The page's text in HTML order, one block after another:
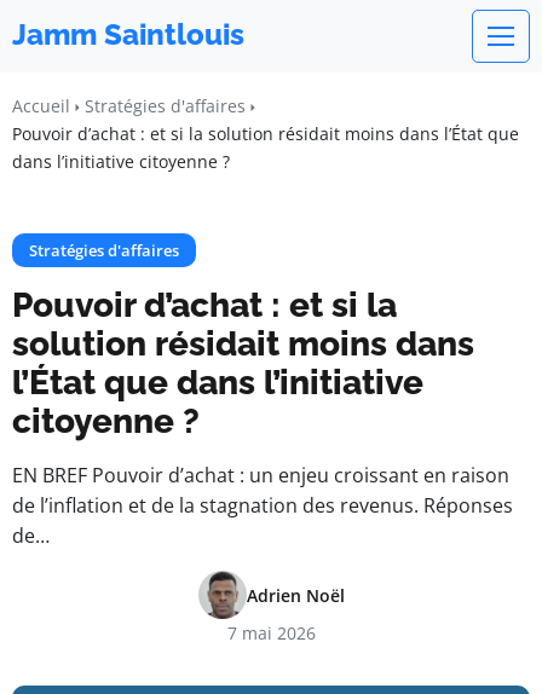
Jamm Saintlouis
Accueil
Stratégies d'affaires
Pouvoir d’achat : et si la solution résidait moins dans l’État que
dans l’initiative citoyenne ?
Stratégies d'affaires
Pouvoir d’achat : et si la
solution résidait moins dans
l’État que dans l’initiative
citoyenne ?
EN BREF Pouvoir d’achat : un enjeu croissant en raison
de l’inflation et de la stagnation des revenus. Réponses
de…
Adrien Noël
7 mai 2026